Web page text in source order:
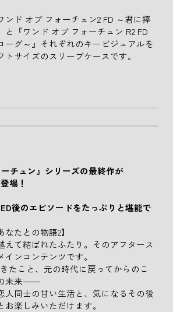
ンド オブ フォーチュン2 FD ～君に捧
と『ワンド オブ フォーチュン R2 FD
ーグ～』それぞれのキービジュアルを
サイズのスリーブケースです。
ーチュン』シリーズの最終作が
場！
後のエピソードをたっぷりと堪能で
たとの物語2】
えて結ばれたふたり。そのアフタース
インコンテンツです。
たこと、元の時代に戻ってからのこ
未来――
人同士の甘い生活と、気になるその後
楽しみいただけます。